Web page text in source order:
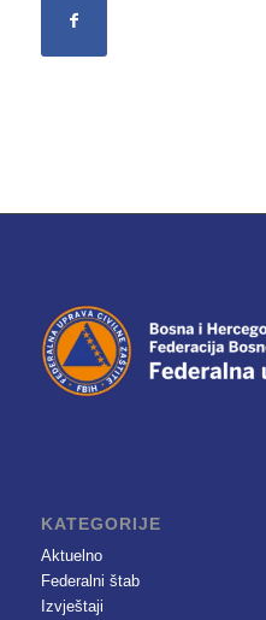
KATEGORIJE
Aktuelno
Federalni štab
Izvještaji